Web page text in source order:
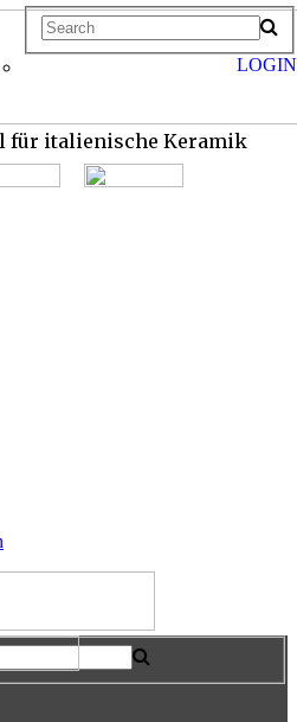
für italienische Keramik
LOGIN